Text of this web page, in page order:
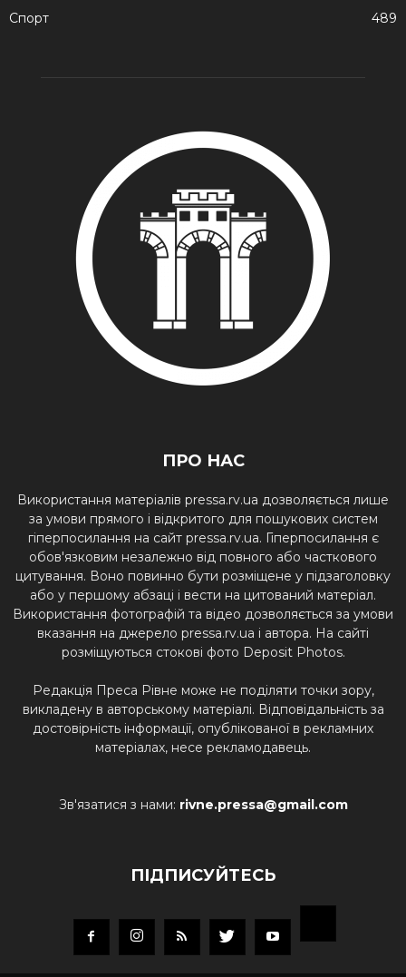
Спорт
489
ПРО НАС
Використання матеріалів pressa.rv.ua дозволяється лише
за умови прямого і відкритого для пошукових систем
гіперпосилання на сайт pressa.rv.ua. Гіперпосилання є
обов'язковим незалежно від повного або часткового
цитування. Воно повинно бути розміщене у підзаголовку
або у першому абзаці і вести на цитований матеріал.
Використання фотографій та відео дозволяється за умови
вказання на джерело pressa.rv.ua і автора. На сайті
розміщуються стокові фото Deposit Photos.
Редакція Преса Рівне може не поділяти точки зору,
викладену в авторському матеріалі. Відповідальність за
достовірність інформації, опублікованої в рекламних
матеріалах, несе рекламодавець.
Зв'язатися з нами: rivne.pressa@gmail.com
ПІДПИСУЙТЕСЬ